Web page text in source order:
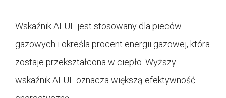
Wskaźnik AFUE jest stosowany dla pieców
gazowych i określa procent energii gazowej, która
zostaje przekształcona w ciepło. Wyższy
wskaźnik AFUE oznacza większą efektywność